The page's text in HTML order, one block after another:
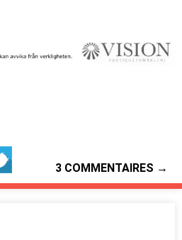
3 COMMENTAIRES →